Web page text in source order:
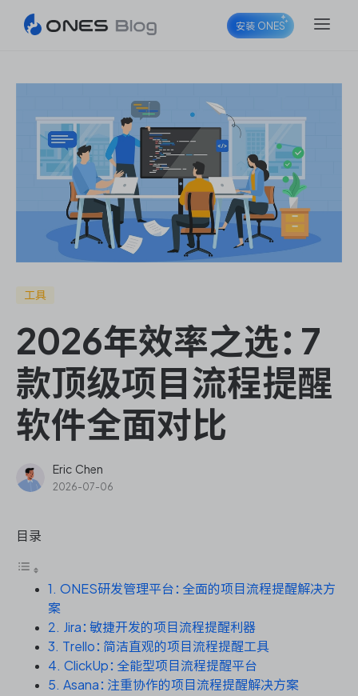
ONES Project
ONES Wiki
ONES Desk
ONES Assistant
测试管理
研发效能管理
DevOps
安装 ONES
工具
2026年效率之选：7
款顶级项目流程提醒
软件全面对比
Eric Chen
2026-07-06
目录
1. ONES研发管理平台：全面的项目流程提醒解决方
案
2. Jira：敏捷开发的项目流程提醒利器
3. Trello：简洁直观的项目流程提醒工具
4. ClickUp：全能型项目流程提醒平台
5. Asana：注重协作的项目流程提醒解决方案